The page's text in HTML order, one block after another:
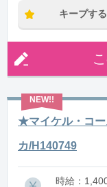
11:00〜
12:00〜
15:00〜翌
16:00〜翌
キープする
★マイケル・コー
カ/H140749
時給：